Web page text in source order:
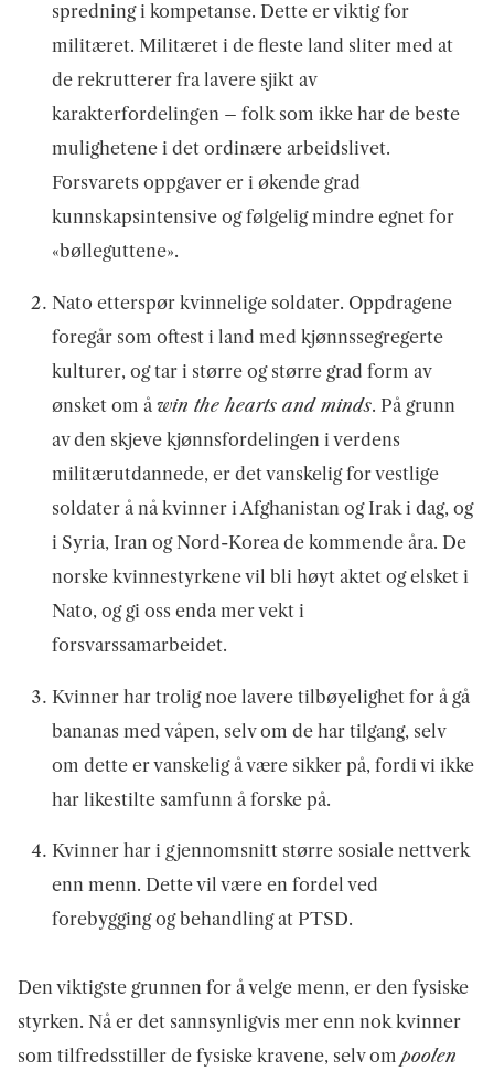
spredning i kompetanse. Dette er viktig for
militæret. Militæret i de fleste land sliter med at
de rekrutterer fra lavere sjikt av
karakterfordelingen – folk som ikke har de beste
mulighetene i det ordinære arbeidslivet.
Forsvarets oppgaver er i økende grad
kunnskapsintensive og følgelig mindre egnet for
«bølleguttene».
Nato etterspør kvinnelige soldater. Oppdragene
foregår som oftest i land med kjønnssegregerte
kulturer, og tar i større og større grad form av
ønsket om åwin the hearts and minds. På grunn
av den skjeve kjønnsfordelingen i verdens
militærutdannede, er det vanskelig for vestlige
soldater å nå kvinner i Afghanistan og Irak i dag, og
i Syria, Iran og Nord-Korea de kommende åra. De
norske kvinnestyrkene vil bli høyt aktet og elsket i
Nato, og gi oss enda mer vekt i
forsvarssamarbeidet.
Kvinner har trolig noe lavere tilbøyelighet for å gå
bananas med våpen, selv om de har tilgang, selv
om dette er vanskelig å være sikker på, fordi vi ikke
har likestilte samfunn å forske på.
Kvinner har i gjennomsnitt større sosiale nettverk
enn menn. Dette vil være en fordel ved
forebygging og behandling at PTSD.
Den viktigste grunnen for å velge menn, er den fysiske
styrken. Nå er det sannsynligvis mer enn nok kvinner
som tilfredsstiller de fysiske kravene, selv ompoolen